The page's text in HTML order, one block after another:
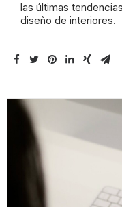
las últimas
diseño de interiores.